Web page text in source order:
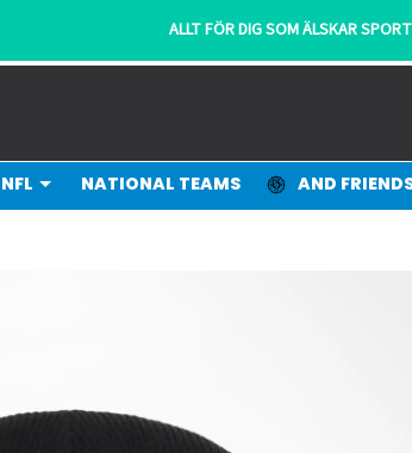
ALLT FÖR DIG SOM ÄLSKAR SPORT
NFL NATIONAL TEAMS AND